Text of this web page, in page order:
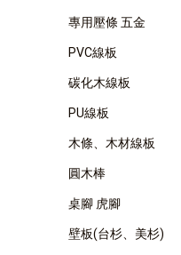
專用壓條 五金
PVC線板
碳化木線板
PU線板
木條、木材線板
圓木棒
桌腳 虎腳
壁板(台杉、美杉)